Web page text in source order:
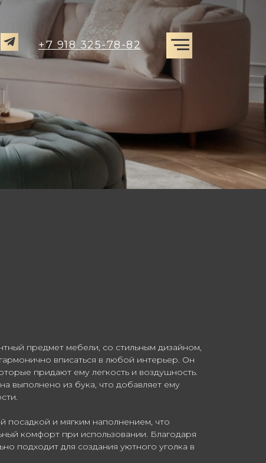
+7 918 325-78-82
предмет мебели, со стильным дизайном,
вписаться в любой интерьер. Он
придают ему легкость и воздушность.
выполнено из бука, что добавляет ему
посадкой и мягким наполнением, что
комфорт при использовании. Благодаря
подходит для создания уютного уголка в